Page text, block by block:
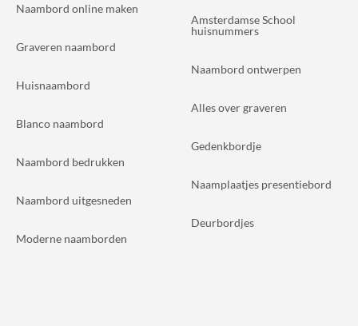
Naambord online maken
Graveren naambord
Huisnaambord
Blanco naambord
Naambord bedrukken
Naambord uitgesneden
Moderne naamborden
Amsterdamse School
huisnummers
Naambord ontwerpen
Alles over graveren
Gedenkbordje
Naamplaatjes presentiebord
Deurbordjes